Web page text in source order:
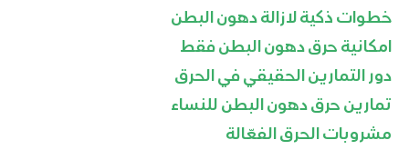
خطوات ذكية لازالة دهون البطن
امكانية حرق دهون البطن فقط
دور التمارين الحقيقي في الحرق
تمارين حرق دهون البطن للنساء
مشروبات الحرق الفعّالة